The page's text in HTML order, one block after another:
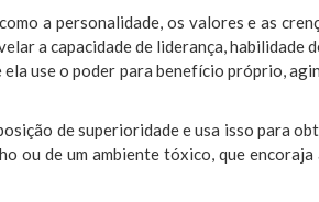
a personalidade, os valores e as
a capacidade de liderança, habilidade
ela use o poder para benefício próprio,
de superioridade e usa isso para
ou de um ambiente tóxico, que